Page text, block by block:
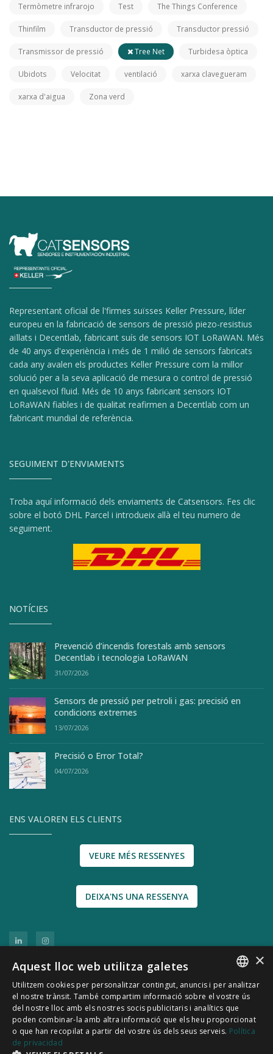
Termòmetre infrarojo Test The Things Conference
Thinfilm Transductor de pressió Transductor pressió
Transmissor de pressió Tree Net Turbidesa òptica
Ubidots Velocitat ventilació xarxa clavegueram
xarxa d'aigua Zona verd
Representant oficial de l'firmes suïsses Keller Pressure, líder
europeu en la fabricació de sensors de pressió piezo-resistius
aïllats i Decentlab, fabricant suís de sensors IOT LoRaWAN. Més
de 40 anys d'experiència i més de 1 milió de sensors fabricats
cada any avalen els productes Keller Pressure com la millor
solució per a la seva aplicació de mesura o control de pressió
en qualsevol fluid. Més de 10 anys fabricant sensors IOT
LoRaWAN fiables i de qualitat reafirmen a Decentlab com un
fabricant mundial de referència.
SEGUIMENT D'ENVIAMENTS
Troba aquí informació dels enviaments de Catsensors. Fes clic
sobre el botó DHL Parcel i introdueix allà el teu numero de
seguiment.
NOTÍCIES
Prevenció d’incendis forestals amb sensors
Decentlab i tecnologia LoRaWAN
31/07/2026
Sensors de pressió per petroli i gas: precisió en
condicions extremes
13/07/2026
Precisió o Error Total?
04/07/2026
ENS VALOREN ELS CLIENTS
VEURE MÉS RESSENYES
DEIXA'NS UNA RESSENYA
© 2011-2026 CATSENSORS - Sensors i instrumentació
industrial
SPANISH
CATALÀ
×
Aquest lloc web utilitza galetes
Utilitzem cookies per personalitzar contingut, anuncis i per analitzar
el nostre trànsit. També compartim informació sobre el vostre ús
del nostre lloc amb els nostres socis publicitaris i analítics que
poden combinar-la amb altra informació que els heu proporcionat
o que han recopilat a partir del vostre ús dels seus serveis. Política
de privacidad